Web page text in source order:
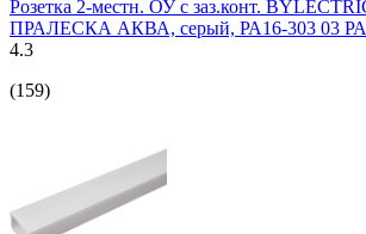
Розетка 2-местн. ОУ с заз.конт.
ПРАЛЕСКА АКВА, серый, РА16-303 03
4.3
(159)